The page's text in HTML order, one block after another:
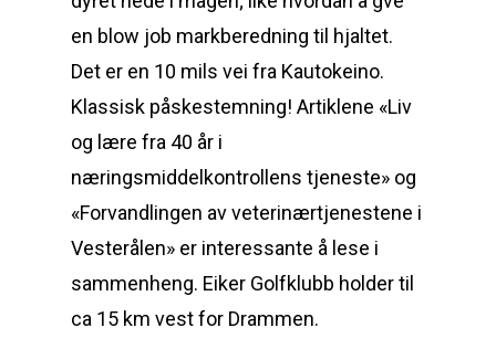
en blow job markberedning til hjaltet.
Det er en 10 mils vei fra Kautokeino.
Klassisk påskestemning! Artiklene «Liv
og lære fra 40 år i
næringsmiddelkontrollens tjeneste» og
«Forvandlingen av veterinærtjenestene i
Vesterålen» er interessante å lese i
sammenheng. Eiker Golfklubb holder til
ca 15 km vest for Drammen.